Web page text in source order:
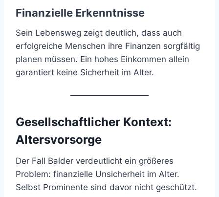
Finanzielle Erkenntnisse
Sein Lebensweg zeigt deutlich, dass auch
erfolgreiche Menschen ihre Finanzen sorgfältig
planen müssen. Ein hohes Einkommen allein
garantiert keine Sicherheit im Alter.
Gesellschaftlicher Kontext:
Altersvorsorge
Der Fall Balder verdeutlicht ein größeres
Problem: finanzielle Unsicherheit im Alter.
Selbst Prominente sind davor nicht geschützt.